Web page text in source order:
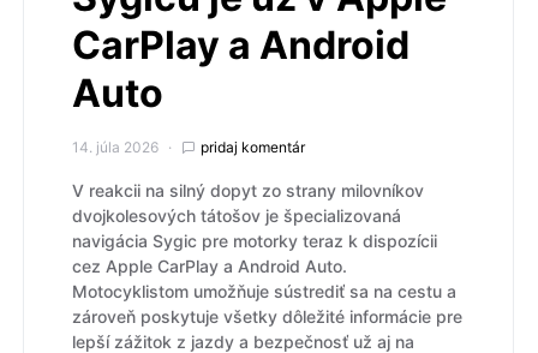
CarPlay a Android
Auto
14. júla 2026 pridaj komentár
V reakcii na silný dopyt zo strany milovníkov
dvojkolesových tátošov je špecializovaná
navigácia Sygic pre motorky teraz k dispozícii
cez Apple CarPlay a Android Auto.
Motocyklistom umožňuje sústrediť sa na cestu a
zároveň poskytuje všetky dôležité informácie pre
lepší zážitok z jazdy a bezpečnosť už aj na